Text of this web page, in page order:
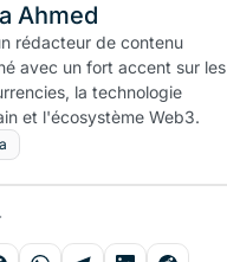
Ahmed
rédacteur de contenu
avec un fort accent sur les
la technologie
et l'écosystème Web3.